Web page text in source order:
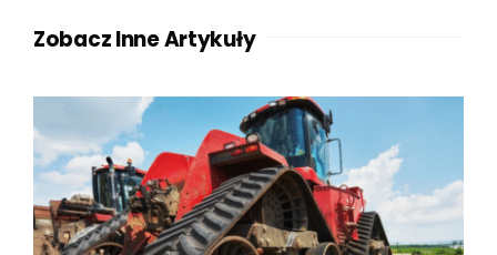
Zobacz Inne Artykuły